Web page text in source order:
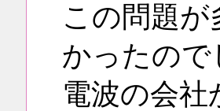
この問題
かったの
電波の会